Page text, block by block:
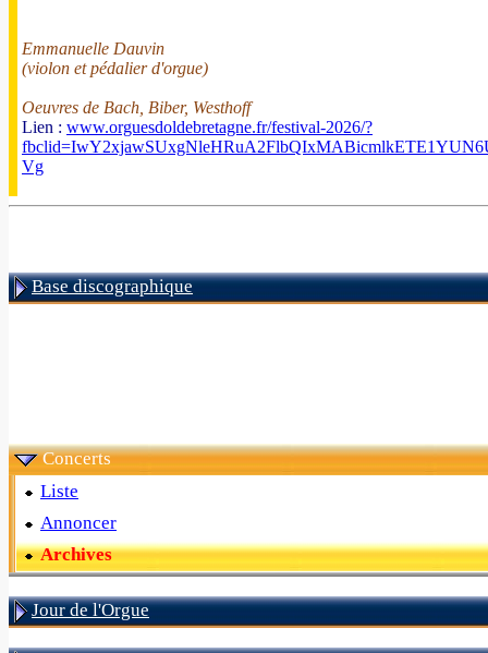
Emmanuelle Dauvin
(violon et pédalier d'orgue)
Oeuvres de Bach, Biber, Westhoff
Lien : www.orguesdoldebretagne.fr/festival-2026/?
Vg
Base discographique
Concerts
Liste
Annoncer
Archives
Jour de l'Orgue